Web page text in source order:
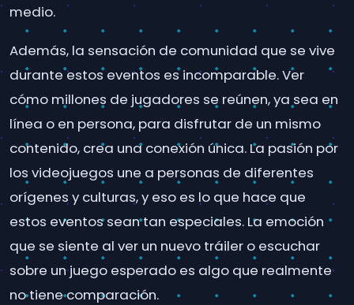
medio.
Además, la sensación de comunidad que se vive
durante estos eventos es incomparable. Ver
cómo millones de jugadores se reúnen, ya sea en
línea o en persona, para disfrutar de un mismo
contenido, crea una conexión única. La pasión por
los videojuegos une a personas de diferentes
orígenes y culturas, y eso es lo que hace que
estos eventos sean tan especiales. La emoción
que se siente al ver un nuevo tráiler o escuchar
sobre un juego esperado es algo que realmente
no tiene comparación.